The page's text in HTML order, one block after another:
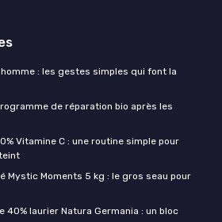
: les gestes simples qui font la
de réparation bio après les
Vitamine C : une routine simple pour
Mystic Moments 5 kg : le gros seau pour
40% laurier Natura Germania : un bloc